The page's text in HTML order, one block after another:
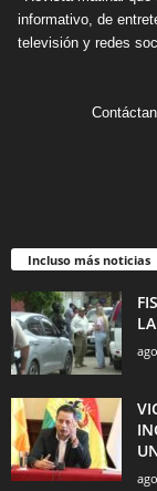
informativo, de
televisión y redes
Incluso más noticias